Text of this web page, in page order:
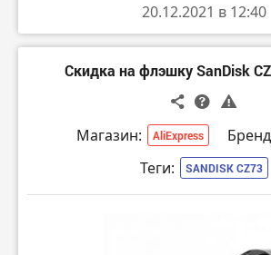
20.12.2021 в 12:40
Скидка на флэшку SanDisk
Магазин: AliExpress
Теги: SANDISK CZ73